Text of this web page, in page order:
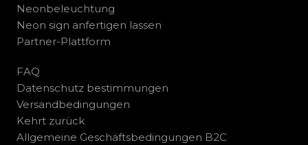
Neonbeleuchtung
Neon sign anfertigen lassen
Partner-Plattform
FAQ
Datenschutz bestimmungen
Versandbedingungen
Kehrt zurück
Allgemeine Geschäftsbedingungen B2C